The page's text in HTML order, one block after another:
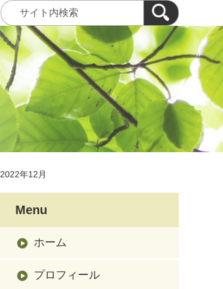
2022年12月
Menu
ホーム
プロフィール